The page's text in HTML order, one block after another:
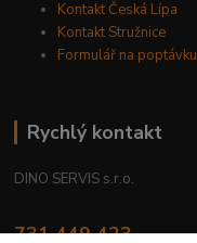
Kontakt Česká Lípa
Kontakt Stružnice
Formulář na poptávku
Rychlý kontakt
DINO SERVIS s.r.o.
731 449 423